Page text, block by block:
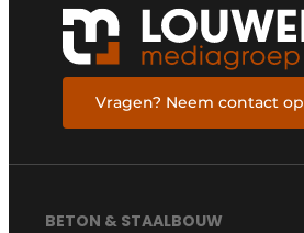
Vragen? Neem contact op
BETON & STAALBOUW